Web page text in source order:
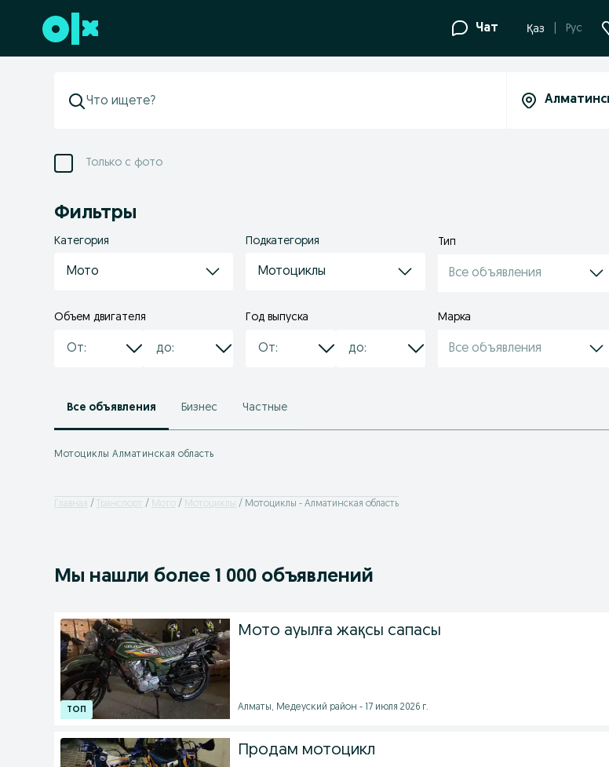
Перейти к нижнему колонтитулу Чат Қаз Рус
Только с фото
Фильтры
Категория
Мото
Подкатегория
Мотоциклы
Тип
Все объявления
Объем двигателя Год выпуска Марка
Все объявления
Все объявления Бизнес Частные
Мотоциклы Алматинская область
Главная Транспорт Мото Мотоциклы Мотоциклы - Алматинская область
Мы нашли более 1 000 объявлений
Мото ауылға жақсы сапасы
Алматы, Медеуский район - 17 июля 2026 г.
Продам мотоцикл